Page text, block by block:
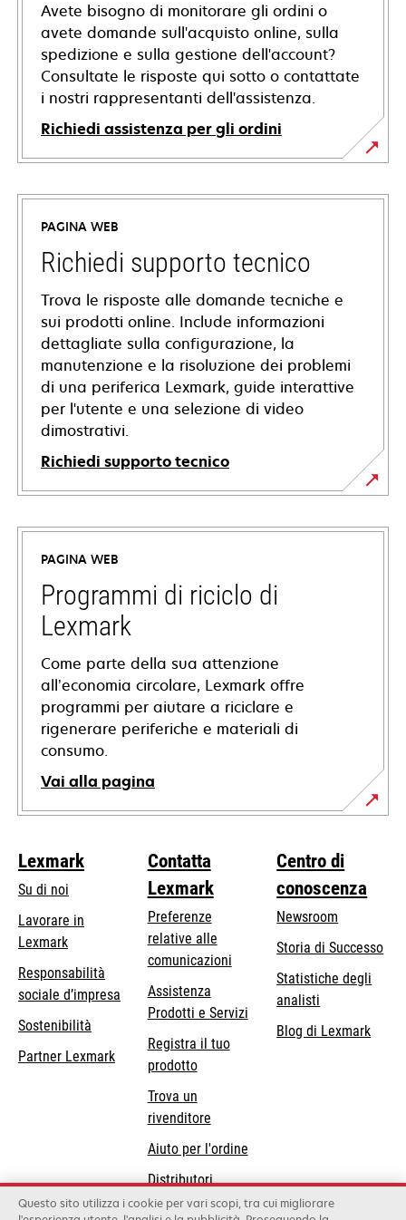
Avete bisogno di monitorare gli ordini o
avete domande sull'acquisto online, sulla
spedizione e sulla gestione dell'account?
Consultate le risposte qui sotto o contattate
i nostri rappresentanti dell'assistenza.
Richiedi assistenza per gli ordini
PAGINA WEB
Richiedi supporto tecnico
Trova le risposte alle domande tecniche e
sui prodotti online. Include informazioni
dettagliate sulla configurazione, la
manutenzione e la risoluzione dei problemi
di una periferica Lexmark, guide interattive
per l'utente e una selezione di video
dimostrativi.
Richiedi supporto tecnico
si
apre
una
nuova
scheda
PAGINA WEB
Programmi di riciclo di
Lexmark
Come parte della sua attenzione
all’economia circolare, Lexmark offre
programmi per aiutare a riciclare e
rigenerare periferiche e materiali di
consumo.
Vai alla pagina
Lexmark
Su di noi
Lavorare in
Lexmark
Responsabilità
sociale d’impresa
scheda
Sostenibilità
Partner Lexmark
Contatta
Lexmark
Preferenze
relative alle
comunicazioni
Assistenza
Prodotti e Servizi
Registra il tuo
prodotto
Trova un
rivenditore
Aiuto per l'ordine
Distributori
Lexmark
Centro di
conoscenza
Newsroom
Storia di Successo
Statistiche degli
analisti
Blog di Lexmark
Questo sito utilizza i cookie per vari scopi, tra cui migliorare